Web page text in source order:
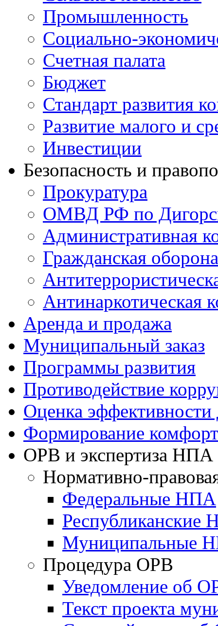
Промышленность
Социально-
Счетная палата
Бюджет
Стандарт развития
Развитие малого и
Инвестиции
Безопасность и
Прокуратура
ОМВД РФ по
Административная
Гражданская оборона
Антинаркотическая
Аренда и продажа
Муниципальный заказ
Программы развития
Противодействие
Оценка
Формирование
ОРВ и экспертиза НПА
Нормативно-
Федеральные НПА
Республиканские
Муниципальные
Процедура ОРВ
Уведомление об
Текст проекта